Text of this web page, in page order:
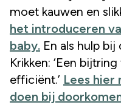
moet kauwen en
het introduceren
baby. En als hulp
Krikken: ‘Een
efficiënt.’ Lees hier
doen bij